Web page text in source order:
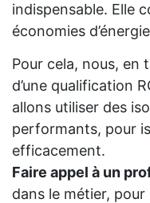
indispensable. Elle
économies
Pour cela, nous, en
d’une qualification
allons utiliser des
performants, pour
efficacement.
Faire appel à un
dans le métier,